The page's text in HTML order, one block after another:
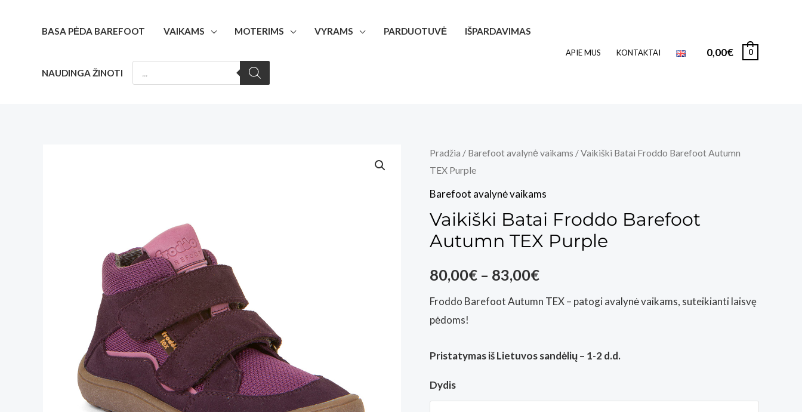
BASA PĖDA BAREFOOT VAIKAMS MOTERIMS VYRAMS PARDUOTUVĖ IŠPARDAVIMAS
NAUDINGA ŽINOTI
PRODUCTS
SEARCH
APIE MUS KONTAKTAI 0,00€ 0
Pradžia / Barefoot avalynė vaikams / Vaikiški Batai Froddo Barefoot Autumn
TEX Purple
Barefoot avalynė vaikams
Vaikiški Batai Froddo Barefoot
Autumn TEX Purple
80,00€ – 83,00€Price
range:
through
Froddo Barefoot Autumn TEX – patogi avalynė vaikams, suteikianti laisvę
pėdoms!
Pristatymas iš Lietuvos sandėlių – 1-2 d.d.
Dydis